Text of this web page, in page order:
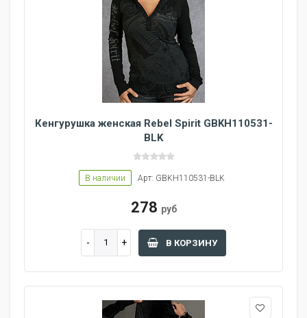
Кенгурушка женская Rebel Spirit GBKH110531-
BLK
В наличии Арт: GBKH110531-BLK
278 руб
В КОРЗИНУ